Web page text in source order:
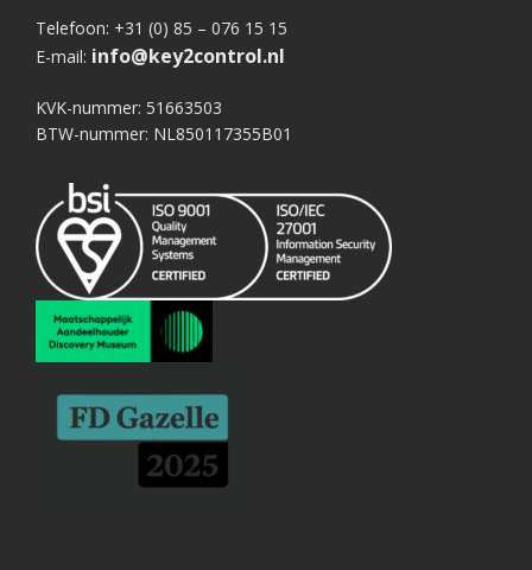
Telefoon: +31 (0) 85 – 076 15 15
E-mail: info@key2control.nl
KVK-nummer: 51663503
BTW-nummer: NL850117355B01